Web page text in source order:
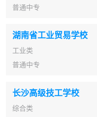
普通中专
湖南省工业贸易学校
工业类
普通中专
长沙高级技工学校
综合类